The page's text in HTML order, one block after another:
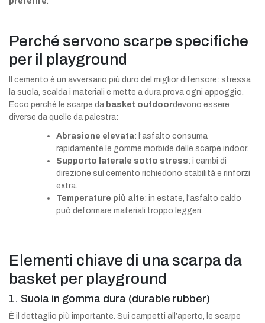
Perché servono scarpe specifiche
per il playground
Il cemento è un avversario più duro del miglior difensore: stressa
la suola, scalda i materiali e mette a dura prova ogni appoggio.
Ecco perché le scarpe da basket outdoordevono essere
diverse da quelle da palestra:
Abrasione elevata: l’asfalto consuma
rapidamente le gomme morbide delle scarpe indoor.
Supporto laterale sotto stress: i cambi di
direzione sul cemento richiedono stabilità e rinforzi
extra.
Temperature più alte: in estate, l’asfalto caldo
può deformare materiali troppo leggeri.
Elementi chiave di una scarpa da
basket per playground
1. Suola in gomma dura (durable rubber)
È il dettaglio più importante. Sui campetti all’aperto, le scarpe